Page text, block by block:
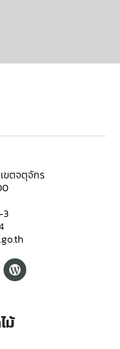
ขตจตุจักร
3
ม้